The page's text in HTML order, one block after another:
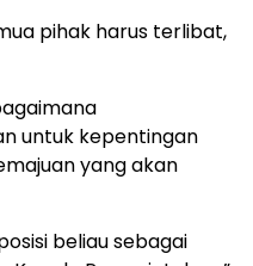
pihak harus terlibat,
untuk kepentingan
yang akan
beliau sebagai